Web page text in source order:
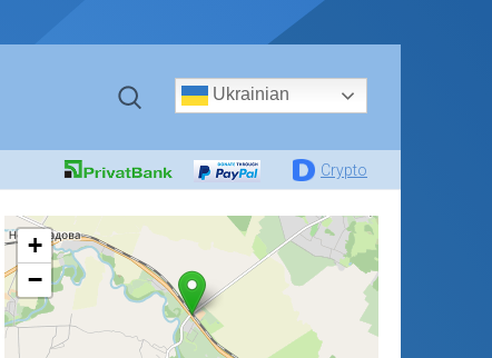
Ukrainian
Crypto
+
−